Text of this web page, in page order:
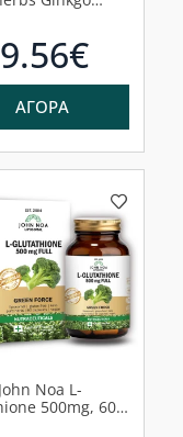
9.56€
ΑΓΟΡΑ
Noa L-
500mg, 60